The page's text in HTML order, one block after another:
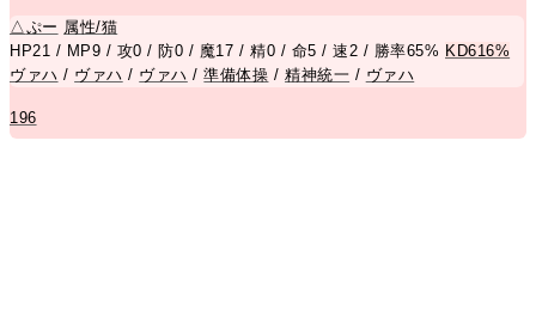
△ぷー 属性/猫
HP21 / MP9 / 攻0 / 防0 / 魔17 / 精0 / 命5 / 速2 / 勝率65% KD616%
ヴァハ / ヴァハ / ヴァハ /準備体操 /精神統一 / ヴァハ
196